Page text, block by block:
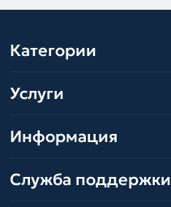
Категории
Услуги
Информация
Служба поддержки